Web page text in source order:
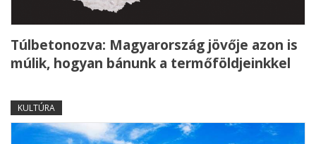
Túlbetonozva: Magyarország jövője azon is
múlik, hogyan bánunk a termőföldjeinkkel
KULTÚRA